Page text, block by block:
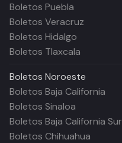
Boletos Puebla
Boletos Veracruz
Boletos Hidalgo
Boletos Tlaxcala
Boletos Noroeste
Boletos Baja California
Boletos Sinaloa
Boletos Baja California Sur
Boletos Chihuahua